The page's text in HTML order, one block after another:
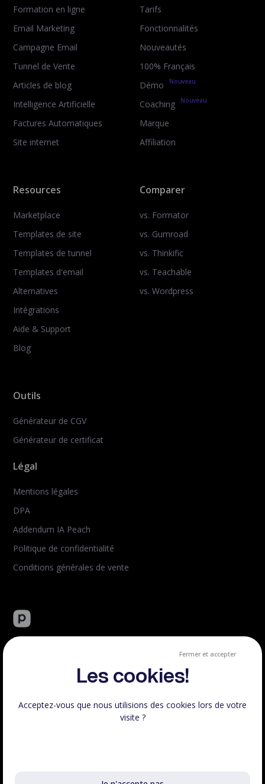
Fermer et accepter
Les cookies!
Acceptez-vous que nous utilisions des cookies lors de votre
visite ?
Formation en ligne
Email Marketing
Campagne Email
Tunnel de Vente
Articles de blog
Intelligence Artificielle
Factures Automatiques
Site internet
Tarifs
Fonctionnalités
Nouveautés
100% Français
Démo
Nouveau
Coaching Nouveau
Marque
Affiliation
Resources
Marketplace
Templates de site
Templates de tunnel
Templates d'email
Alternatives
Intégrations
Aide & Support
Blog
Comparer
vs. Formator
vs. Gumroad
vs. Thinkific
vs. Teachable
vs. Wordpress
Outils
Générateur de CGV
Générateur de certificat
Légal
Mentions légales
DPA
Addendum IA Peach
Politique de confidentialité
Conditions générales de vente
Peachie : plateforme tout-en-un de vente de formation en
Créé et hébergé en France.